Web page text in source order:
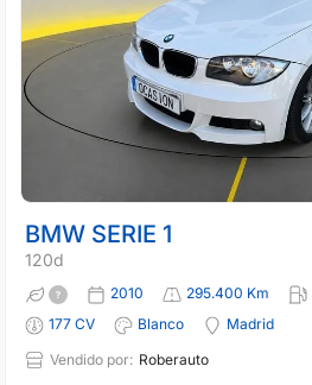
BMW SERIE 1
120d
2010 295.400 Km
177 CV
Blanco
Madrid
Vendido por: Roberauto